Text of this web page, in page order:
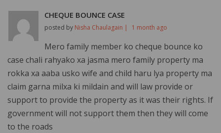
CHEQUE BOUNCE CASE
posted by Nisha Chaulagain | 1 month ago
Mero family member ko cheque bounce ko
case chali rahyako xa jasma mero family property ma
rokka xa aaba usko wife and child haru lya property ma
claim garna milxa ki mildain and will law provide or
support to provide the property as it was their rights. If
government will not support them then they will come
to the roads